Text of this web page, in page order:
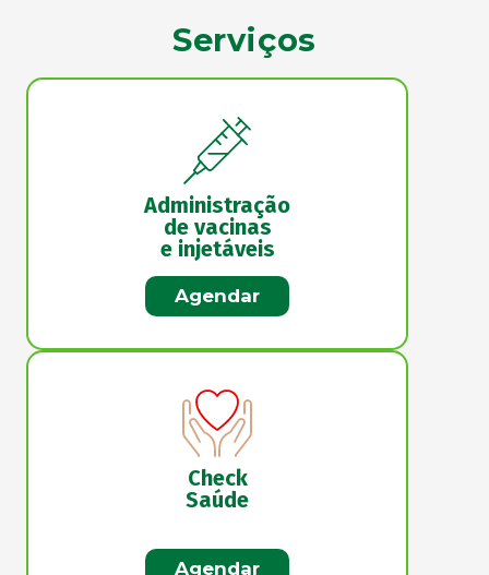
Serviços
Administração
de vacinas
e injetáveis
Agendar
Check
Saúde
Agendar